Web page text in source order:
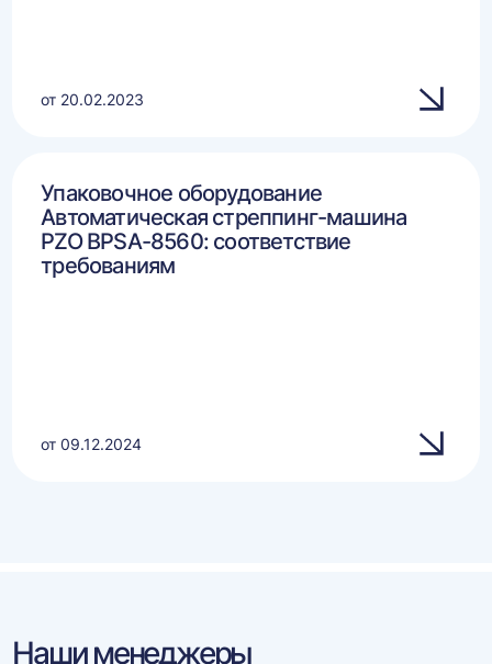
от 20.02.2023
Упаковочное оборудование
Автоматическая стреппинг-машина
PZO BPSA-8560: соответствие
требованиям
от 09.12.2024
Наши менеджеры